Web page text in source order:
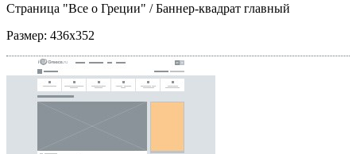
Страница "Все о Греции" / Баннер-квадрат главный
Размер: 436x352